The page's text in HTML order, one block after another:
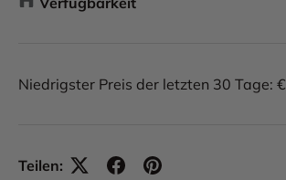
Niedrigster Preis der letzten 30 Tage: €
Teilen: